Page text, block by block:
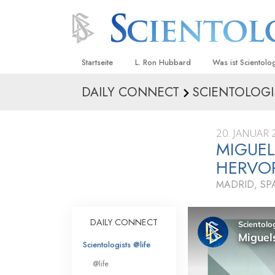
Startseite L. Ron Hubbard Was ist
Anschauungen
Was
sagen
Lernen Sie einen
Innerhalb einer
Die
Eine Einführung
DAILY CONNECT
20. JANUAR
MADRID,
DAILY CONNECT
Scientologists @life
@life